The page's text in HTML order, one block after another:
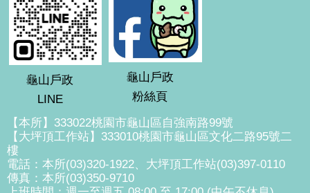
龜山戶政
LINE
龜山戶政
粉絲頁
【本所】333022桃園市龜山區自強南路99號
【大坪頂工作站】333010桃園市龜山區文化二路95號二
樓
電話：本所(03)320-1922、大坪頂工作站(03)397-0110
傳真：本所(03)350-9710